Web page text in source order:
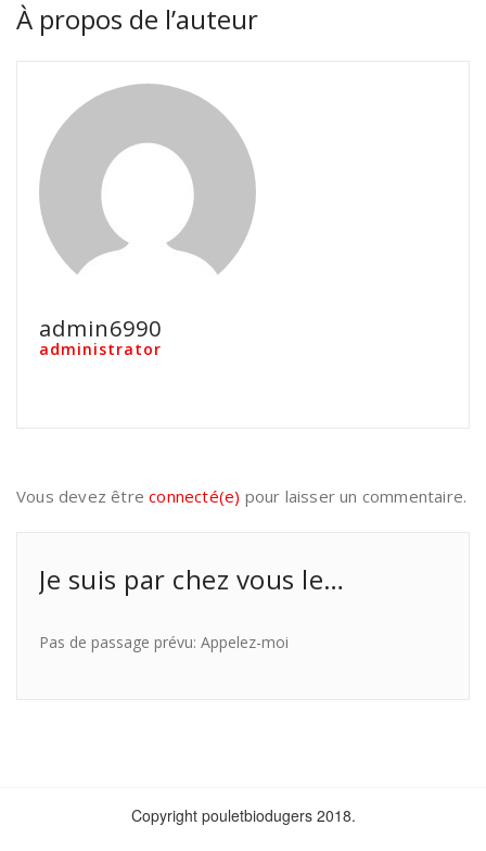
À propos de l’auteur
admin6990
administrator
Vous devez êtreconnecté(e) pour laisser un commentaire.
Je suis par chez vous le…
Pas de passage prévu: Appelez-moi
Copyright pouletbiodugers 2018.